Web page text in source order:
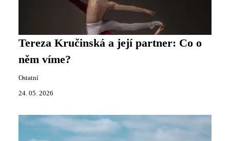
Tereza Kručinská a její partner: Co o
něm víme?
Ostatní
24. 05. 2026